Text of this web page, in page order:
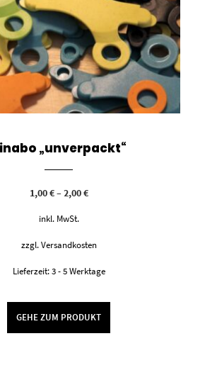
„unverpackt“
1,00€–2,00€
inkl. MwSt.
zzgl. Versandkosten
Lieferzeit: 3 - 5 Werktage
GEHE ZUM PRODUKT